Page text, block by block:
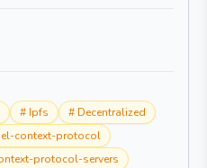
# Ipfs # Decentralized
context-protocol
protocol-servers